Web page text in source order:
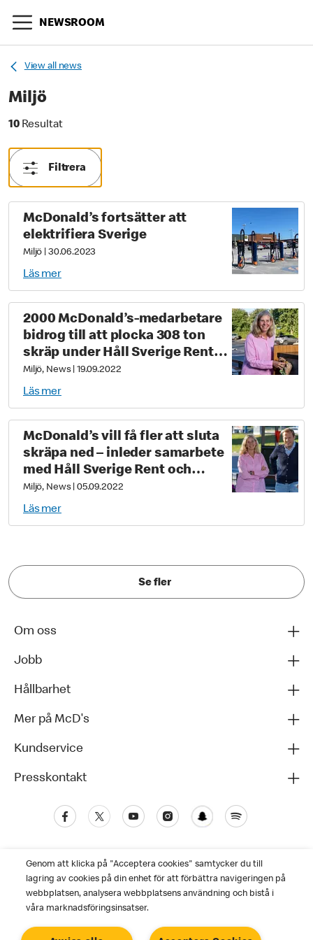
NEWSROOM
View all news
Miljö
10 Resultat10 Resultat
Filtrera
McDonald’s fortsätter att
elektrifiera Sverige
Miljö 30.06.2023
Läs mer
2000 McDonald’s-medarbetare
bidrog till att plocka 308 ton
skräp under Håll Sverige Rent-
dagen
Miljö, News| 19.09.2022
Läs mer
McDonald’s vill få fler att sluta
skräpa ned – inleder samarbete
med Håll Sverige Rent och
lanserar anti-
nedskräpningskampanj
Miljö, News| 05.09.2022
Läs mer
Se fler
Om oss
Jobb
Hållbarhet
Mer på McD's
Kundservice
Presskontakt
Kundservice
Genom att klicka på "Acceptera cookies" samtycker du till
lagring av cookies på din enhet för att förbättra navigeringen på
webbplatsen, analysera webbplatsens användning och bistå i
våra marknadsföringsinsatser.